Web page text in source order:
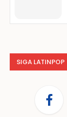
SIGA LATINPOP